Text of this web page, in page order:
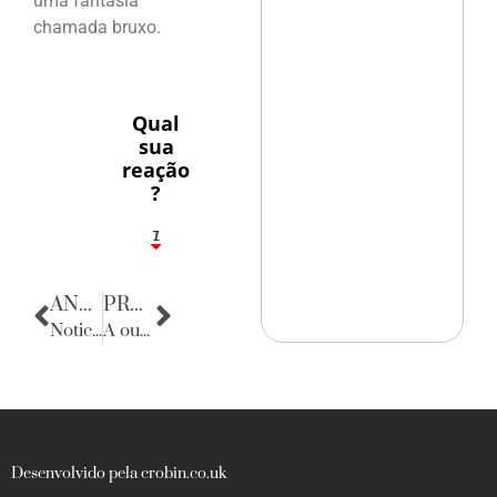
chamada bruxo.
Qual
sua
reação
?
1
7
ANTERIOR
Noticias da Caserna
PRÓXIMA
A ousadia de Varsace
Desenvolvido pela crobin.co.uk